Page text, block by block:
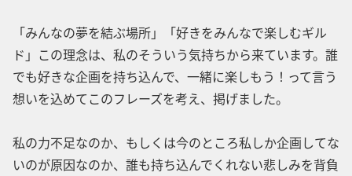
「みんなの夢を結ぶ場所」「好きをみんなで楽しむギル
ド」この理念は、私のそういう気持ちから来ています。誰
でも好きな企画を持ち込んで、一緒に楽しもう！って言う
想いを込めてこのフレーズを考え、掲げました。
私の力不足なのか、もしくは今のところ私しか企画してな
いのが原因なのか、誰も持ち込んでくれない悲しみを背負